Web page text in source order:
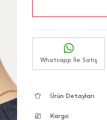
Whatsapp İle Satış
Ürün Detayları
Kargo